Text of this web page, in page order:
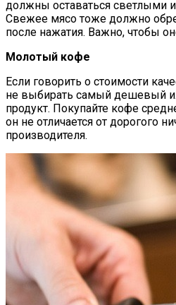
должны оставаться светлыми и
Свежее мясо тоже должно
после нажатия. Важно, чтобы
Молотый кофе
Если говорить о стоимости
не выбирать самый дешевый
продукт. Покупайте кофе
он не отличается от дорогого
производителя.